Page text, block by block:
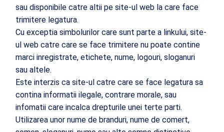
sau disponibile catre altii pe site-ul web la care face
trimitere legatura.
Cu exceptia simbolurilor care sunt parte a linkului, site-
ul web catre care se face trimitere nu poate contine
marci inregistrate, etichete, nume, logouri, sloganuri
sau altele.
Este interzis ca site-ul catre care se face legatura sa
contina informatii ilegale, contrare morale, sau
infomatii care incalca drepturile unei terte parti.
Utilizarea unor nume de branduri, nume de comert,